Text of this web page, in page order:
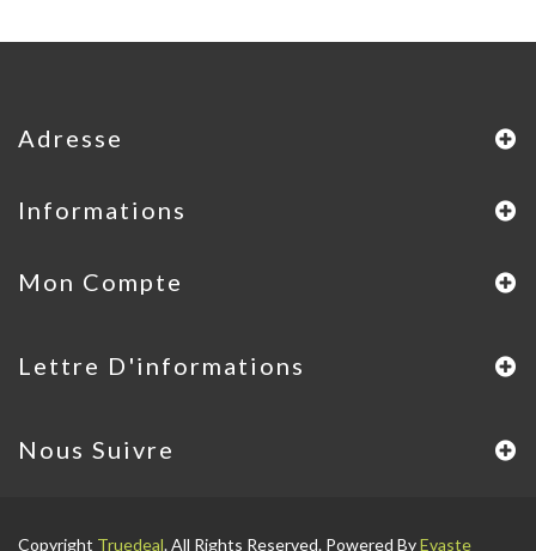
Adresse
Informations
Mon Compte
Lettre D'informations
Nous Suivre
Copyright Truedeal. All Rights Reserved. Powered ByEvaste